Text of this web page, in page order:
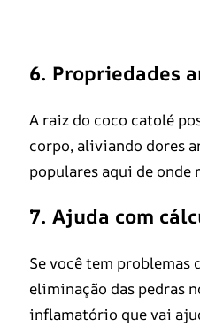
6. Propriedades
A raiz do coco catolé
corpo, aliviando dores
populares aqui de
7. Ajuda com
Se você tem
eliminação das pedras
inflamatório que vai